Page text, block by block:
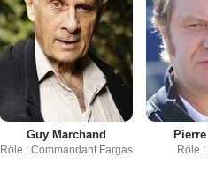
Guy Marchand
Rôle : Commandant Fargas Rôle